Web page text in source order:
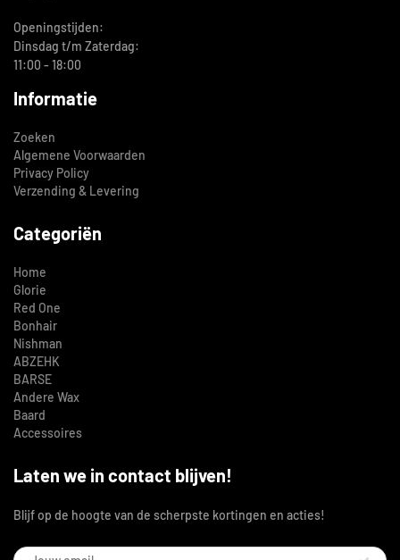
Openingstijden:
Dinsdag t/m Zaterdag:
11:00 - 18:00
Informatie
Zoeken
Algemene Voorwaarden
Privacy Policy
Verzending & Levering
Categoriën
Home
Glorie
Red One
Bonhair
Nishman
ABZEHK
BARSE
Andere Wax
Baard
Accessoires
Laten we in contact blijven!
Blijf op de hoogte van de scherpste kortingen en acties!